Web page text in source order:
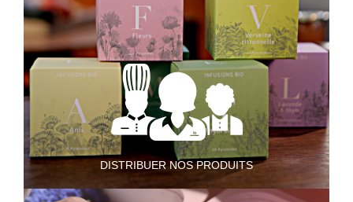
DISTRIBUER NOS PRODUITS